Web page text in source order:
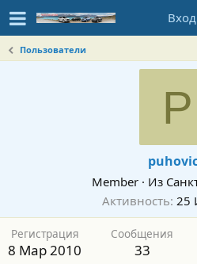
Вход
Пользователи
P
Member · Из
Активность 25
Регистрация
8 Мар 2010
Сообщения
33